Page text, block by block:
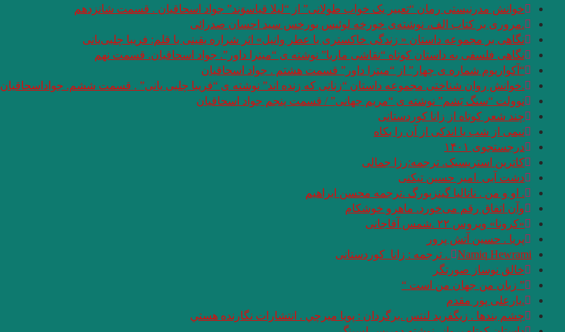
خوانش مدرنیستی رمان “تعبیر یک خواب طولانی” از “لیلا قیاسوَند” جواد اسحاقیان . قسمت شانزدهم
.مروری بر کتاب الف، نوشته‌ی خورخه لوئیس بورخس سید احسان صدرائی
نگاهی بر مجموعه داستان « زندگی خاکستری با عطر وانیل» اثر شراره یقینی با قلم: فریبا چلبی‌یانی
نگاهی فلسفی به داستان کوتاه “نقاشی ماریا” نوشته ی “میترا داور”. جواد اسحاقیان. قسمت نهم
“آکواریوم شماره ی چهار” از “میترا داور” قسمت هشتم . جواد اسحاقیان
.خوانش روان شناختی مجموعه داستان “زنانی که زنده اند” نوشته ی “فریبا چلبی یانی” . قسمت ششم. جواداسحاقیان
نوولت “سنگ یَشم” نوشته ی “مریم جهانی” / قسمت پنجم جواد اسحاقیان
چند شعر کوتاه از زانا کوردستانی
نيمى از شب يا اندكى از آن را بكاه
درجستجوی ۱۴۰۱
کاترین استریسیک. ترجمه:رزا جمالی
دشت آبی .امیر حسین تیکنی
. او و من . ناتالیا گینزبورگ .ترجمه محسن ابراهیم
وآن اتفاق رقم می‌خورد. ماهرو خوشکام
«کرونا» ویروس ۲۲ .شمس آقاجانی
پریا . حسین آتش پرور
Namiq Hewrami . ترجمه : زانا_کوردستانی
خالق نوساز صورتگر
” زبان من جهان من است “
.یارعلی پور مقدم
چشم بندها . زیگفرید لنتس .برگردان : پويا ميرچي . انتشارات نگارنده هستي